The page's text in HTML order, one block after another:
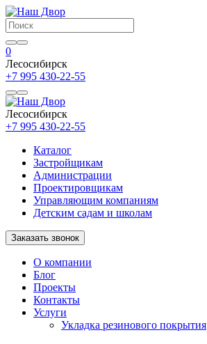
0
Лесосибирск
+7 995 430-22-55
Лесосибирск
+7 995 430-22-55
Каталог
Застройщикам
Администрации
Проектировщикам
Управляющим компаниям
Детским садам и школам
Заказать звонок
О компании
Блог
Проекты
Контакты
Услуги
Укладка резинового покрытия